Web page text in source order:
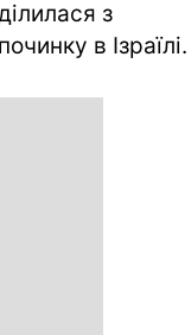
з
в Ізраїлі.